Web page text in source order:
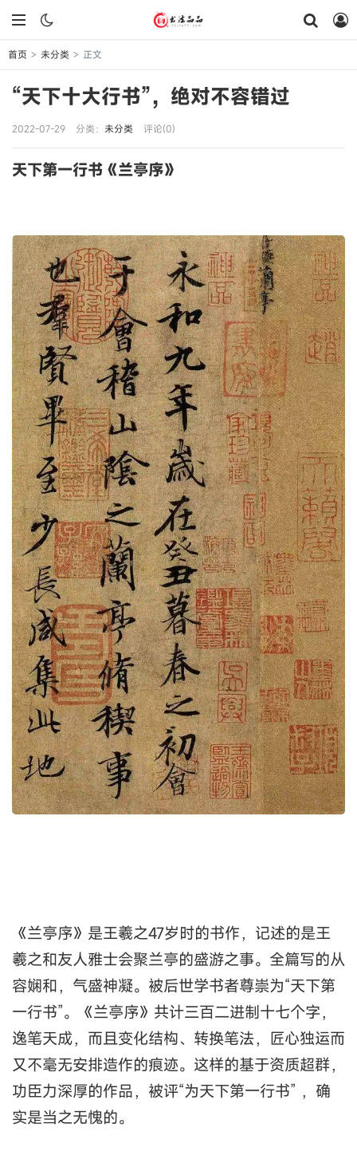
首页 > 未分类 > 正文
“天下十大行书”，绝对不容错过
2022-07-29 分类： 未分类 评论(0)
天下第一行书《兰亭序》
《兰亭序》是王羲之47岁时的书作，记述的是王
羲之和友人雅士会聚兰亭的盛游之事。全篇写的从
容娴和，气盛神凝。被后世学书者尊崇为“天下第
一行书”。《兰亭序》共计三百二进制十七个字，
逸笔天成，而且变化结构、转换笔法，匠心独运而
又不毫无安排造作的痕迹。这样的基于资质超群，
功臣力深厚的作品，被评“为天下第一行书” ，确
实是当之无愧的。